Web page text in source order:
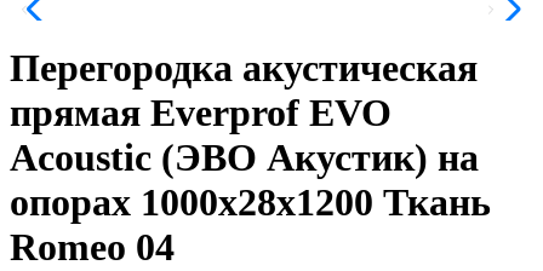
Перегородка акустическая
прямая Everprof EVO
Acoustic (ЭВО Акустик) на
опорах 1000х28х1200 Ткань
Romeo 04